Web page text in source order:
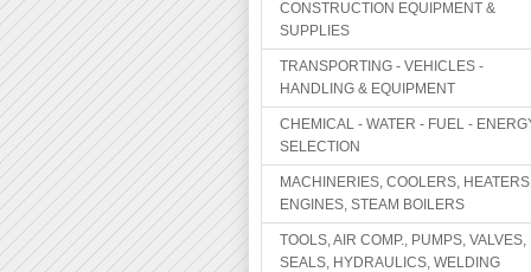
CONSTRUCTION EQUIPMENT &
SUPPLIES
TRANSPORTING - VEHICLES -
HANDLING & EQUIPMENT
CHEMICAL - WATER - FUEL -
SELECTION
MACHINERIES, COOLERS,
ENGINES, STEAM BOILERS
TOOLS, AIR COMP., PUMPS, VALVES,
SEALS, HYDRAULICS, WELDING